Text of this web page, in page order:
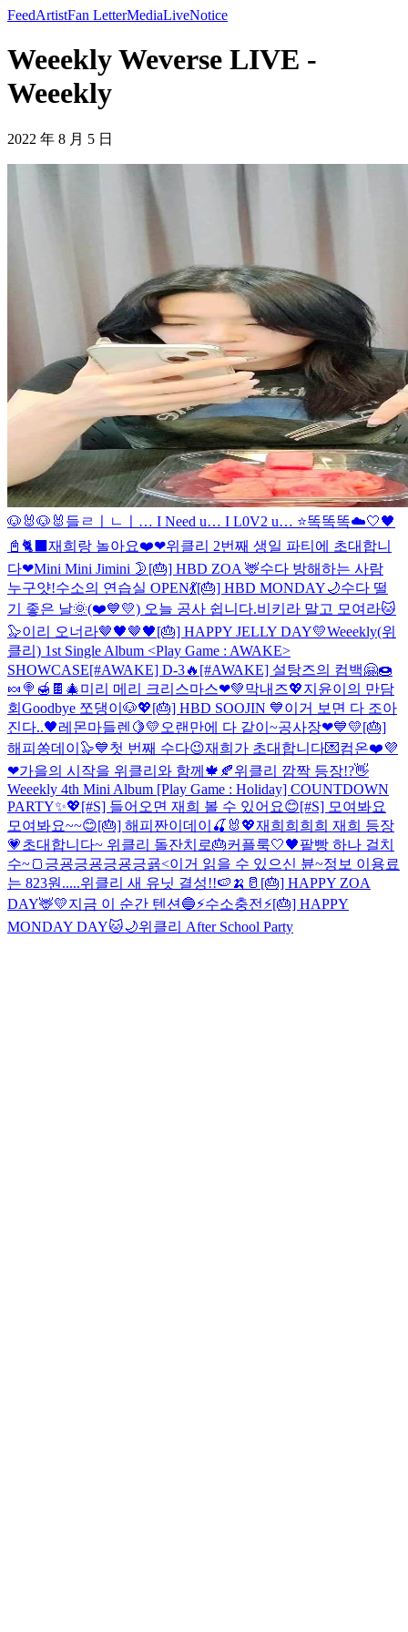
FeedArtistFan LetterMediaLiveNotice
Weeekly Weverse LIVE -
Weeekly
2022 年 8 月 5 日
🐶🐰🐶🐰 들ㄹㅣㄴㅣ… I Need u… I L0V2 u… ⭐똑똑똑☁️🤍🖤
📓🐈‍⬛ 재희랑 놀아요❤️❤위클리 2번째 생일 파티에 초대합니
다❤Mini Mini Jimini 🌛 [🎂] HBD ZOA 🦌수다 방해하는 사람
누구얏!수소의 연습실 OPEN💃[🎂] HBD MONDAY🌙수다 떨
기 좋은 날🌞(❤️💙💛) 오늘 공사 쉽니다.비키라 말고 모여라🐱
🦭이리 오너라🤎🖤🤎🖤[🎂] HAPPY JELLY DAY💛Weeekly(위
클리) 1st Single Album <Play Game : AWAKE>
SHOWCASE[#AWAKE] D-3🔥 [#AWAKE] 설탕즈의 컴백🤗🍩
🍬🍭🍯🍫 🎄미리 메리 크리스마스❤💚막내즈💖지윤이의 만담
회 Goodbye 쪼댕이🐶💖[🎂] HBD SOOJIN 💙이거 보면 다 조아
진다..🖤레몬마들렌🍋💛 오랜만에 다 같이~공사장❤💙💛[🎂]
해피쏭데이🦭💙첫 번째 수다😉재희가 초대합니다💌컴온❤️💜
❤가을의 시작을 위클리와 함께🍁🍂위클리 깜짝 등장!?👋
Weeekly 4th Mini Album [Play Game : Holiday] COUNTDOWN
PARTY✨💖[#S] 들어오면 재희 볼 수 있어요😊[#S] 모여봐요
모여봐요~~😊[🎂] 해피짠이데이🍒🐰💖재희희희희 재희 등장
💗초대합니다~ 위클리 돌잔치로🎂커플룩🤍🖤팥빵 하나 걸치
수~🍞 긍굥긍굥긍굥긍굙<이거 읽을 수 있으신 뷴~정보 이용료
는 823원.....위클리 새 유닛 결성!!🍉🍌🥛 [🎂] HAPPY ZOA
DAY🦌💛지금 이 순간 텐션🔵⚡️수소충전⚡️[🎂] HAPPY
MONDAY DAY🐱🌙위클리 After School Party